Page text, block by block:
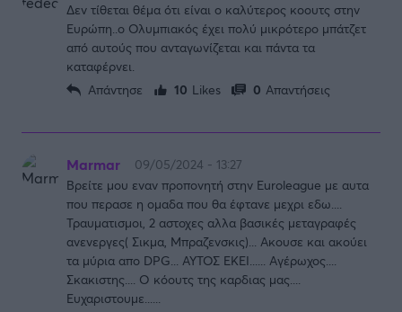
Δεν τίθεται θέμα ότι είναι ο καλύτερος κοουτς στην
Ευρώπη..ο Ολυμπιακός έχει πολύ μικρότερο μπάτζετ
από αυτούς που ανταγωνίζεται και πάντα τα
καταφέρνει.
Απάντησε
10 Likes 0 Απαντήσεις
Marmar
09/05/2024 - 13:27
Βρείτε μου εναν προπονητή στην Euroleague με αυτα
που περασε η ομαδα που θα έφτανε μεχρι εδω....
Τραυματισμοι, 2 αστοχες αλλα βασικές μεταγραφές
ανενεργες( Σικμα, Μπραζενσκις)... Ακουσε και ακούει
τα μύρια απο DPG... ΑΥΤΟΣ ΕΚΕΙ...... Αγέρωχος....
Σκακιστης.... Ο κόουτς της καρδιας μας....
Ευχαριστουμε......